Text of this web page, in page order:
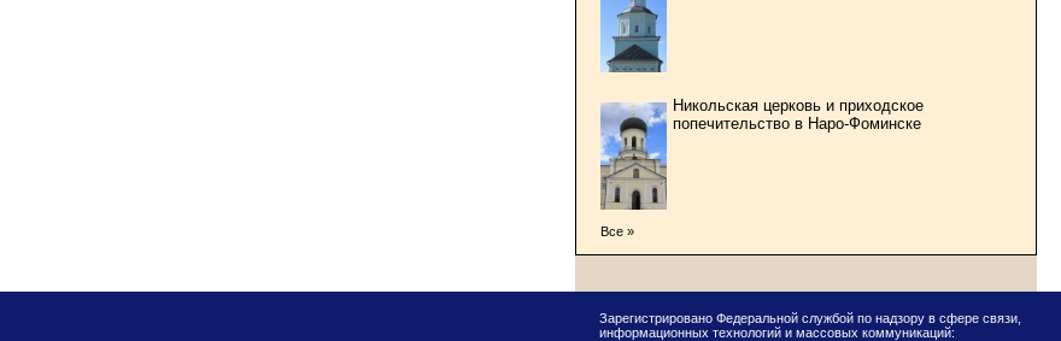
Никольская церковь и приходское
попечительство в Наро-Фоминске
Все »
Зарегистрировано Федеральной службой по надзору в сфере связи,
информационных технологий и массовых коммуникаций: